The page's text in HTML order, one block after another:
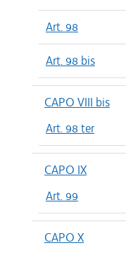
Art. 98
Art. 98 bis
CAPO VIII bis
Art. 98 ter
CAPO IX
Art. 99
CAPO X